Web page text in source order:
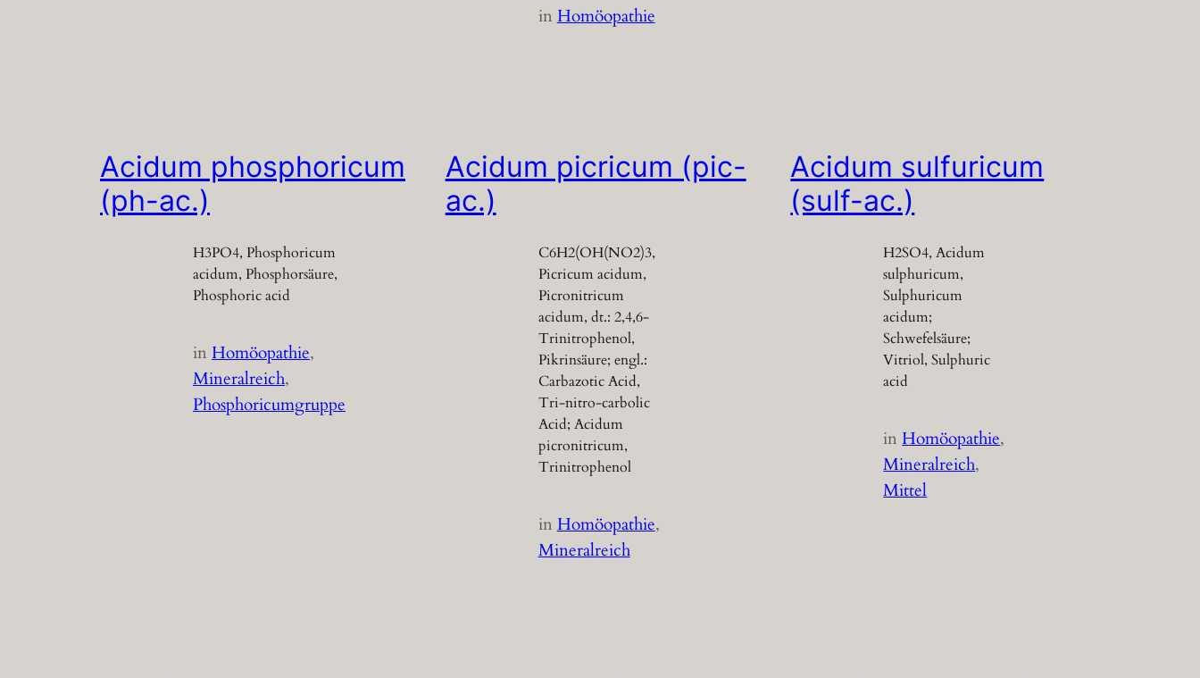
inHomöopathie
Acidum phosphoricum
(ph-ac.)
H3PO4, Phosphoricum
acidum, Phosphorsäure,
Phosphoric acid
inHomöopathie
Mineralreich
Phosphoricumgruppe
Acidum picricum (pic-
ac.)
C6H2(OH(NO2)3,
Picricum acidum,
Picronitricum
acidum, dt.: 2,4,6-
Trinitrophenol,
Pikrinsäure; engl.:
Carbazotic Acid,
Tri-nitro-carbolic
Acid; Acidum
picronitricum,
Trinitrophenol
inHomöopathie
Mineralreich
Acidum sulfuricum
(sulf-ac.)
H2SO4, Acidum
sulphuricum,
Sulphuricum
acidum;
Schwefelsäure;
Vitriol, Sulphuric
acid
inHomöopathie
Mineralreich
Mittel